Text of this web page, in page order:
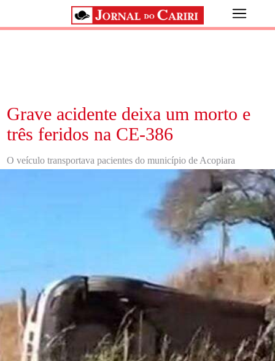
Grave acidente deixa um morto e
três feridos na CE-386
O veículo transportava pacientes do município de Acopiara